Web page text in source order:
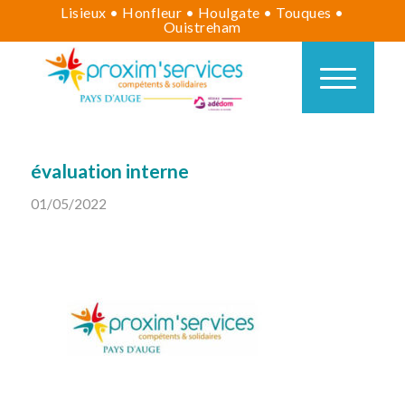
Lisieux • Honfleur • Houlgate • Touques •
Ouistreham
évaluation interne
01/05/2022